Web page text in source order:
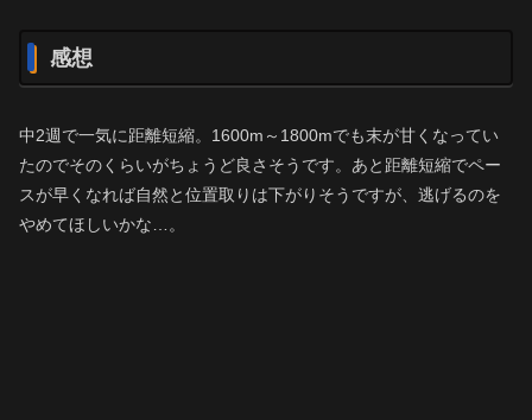
感想
中2週で一気に距離短縮。1600m～1800mでも末が甘くなってい
たのでそのくらいがちょうど良さそうです。あと距離短縮でペー
スが早くなれば自然と位置取りは下がりそうですが、逃げるのを
やめてほしいかな…。